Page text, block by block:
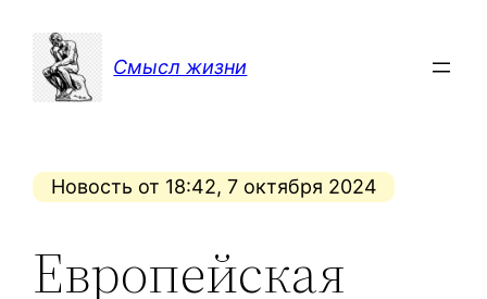
содержимому
Смысл жизни
Новость от 18:42, 7 октября 2024
Европейская